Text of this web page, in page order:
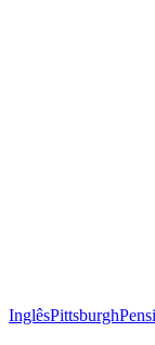
InglêsPittsburgh